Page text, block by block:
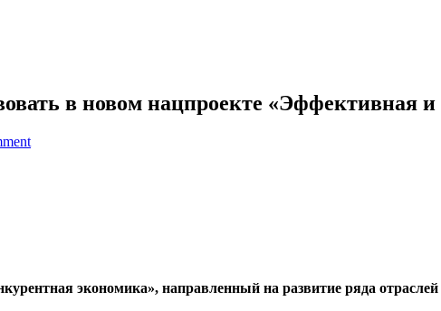
в новом нацпроекте «Эффективная
экономика», направленный на развитие ряда отраслей